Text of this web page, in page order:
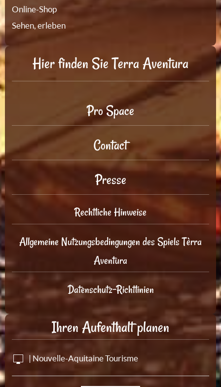
Online-Shop
Sehen, erleben
Hier finden Sie Terra Aventura
Pro Space
Contact
Presse
Rechtliche Hinweise
Allgemeine Nutzungsbedingungen des Spiels Tèrra
Aventura
Datenschutz-Richtlinien
Ihren Aufenthalt planen
| Nouvelle-Aquitaine Tourisme